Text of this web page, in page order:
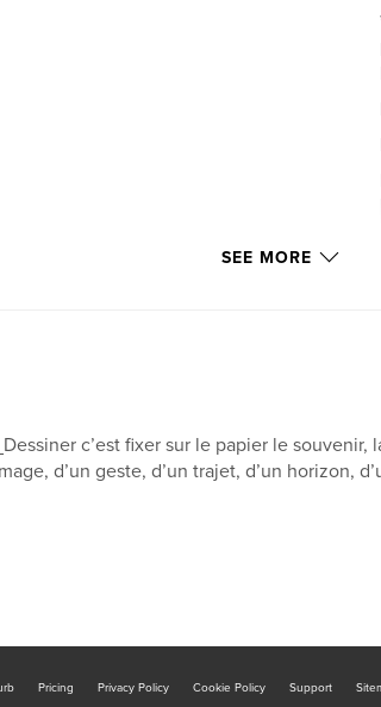
SEE MORE
_Dessiner c’est fixer sur le papier le
d’un geste, d’un trajet, d’un horizon,
Pricing Privacy Policy Cookie Policy Support